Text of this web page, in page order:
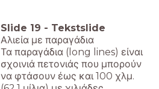
Slide 19 - Tekstslide
Αλιεία με παραγάδια
Τα παραγάδια (long lines) είναι
σχοινιά πετονιάς που μπορούν
να φτάσουν έως και 100 χλμ.